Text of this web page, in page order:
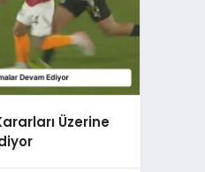
Üzerine